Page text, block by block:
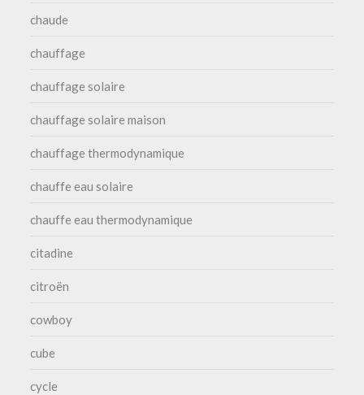
chaude
chauffage
chauffage solaire
chauffage solaire maison
chauffage thermodynamique
chauffe eau solaire
chauffe eau thermodynamique
citadine
citroën
cowboy
cube
cycle